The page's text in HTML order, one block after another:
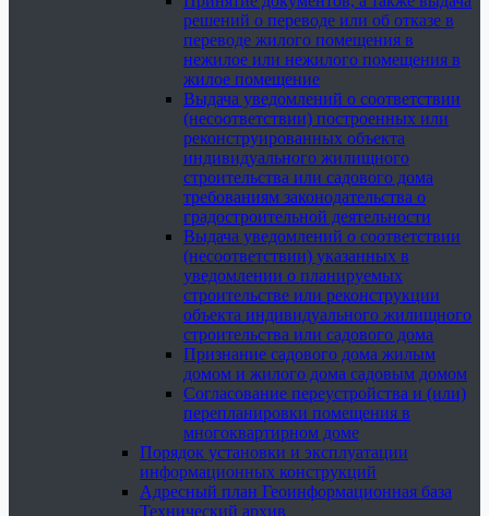
решений о переводе или об отказе в
переводе жилого помещения в
нежилое или нежилого помещения в
жилое помещение
Выдача уведомлений о соответствии
(несоответствии) построенных или
реконструированных объекта
индивидуального жилищного
строительства или садового дома
требованиям законодательства о
градостроительной деятельности
Выдача уведомлений о соответствии
(несоответствии) указанных в
уведомлении о планируемых
строительстве или реконструкции
объекта индивидуального жилищного
строительства или садового дома
Признание садового дома жилым
домом и жилого дома садовым домом
Согласование переустройства и (или)
перепланировки помещения в
многоквартирном доме
Порядок установки и эксплуатации
информационных конструкций
Адресный план Геоинформационная база
Технический архив